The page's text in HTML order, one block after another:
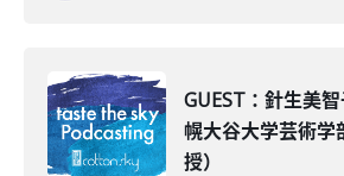
GUEST：針生美
幌大谷大学芸術学
授）